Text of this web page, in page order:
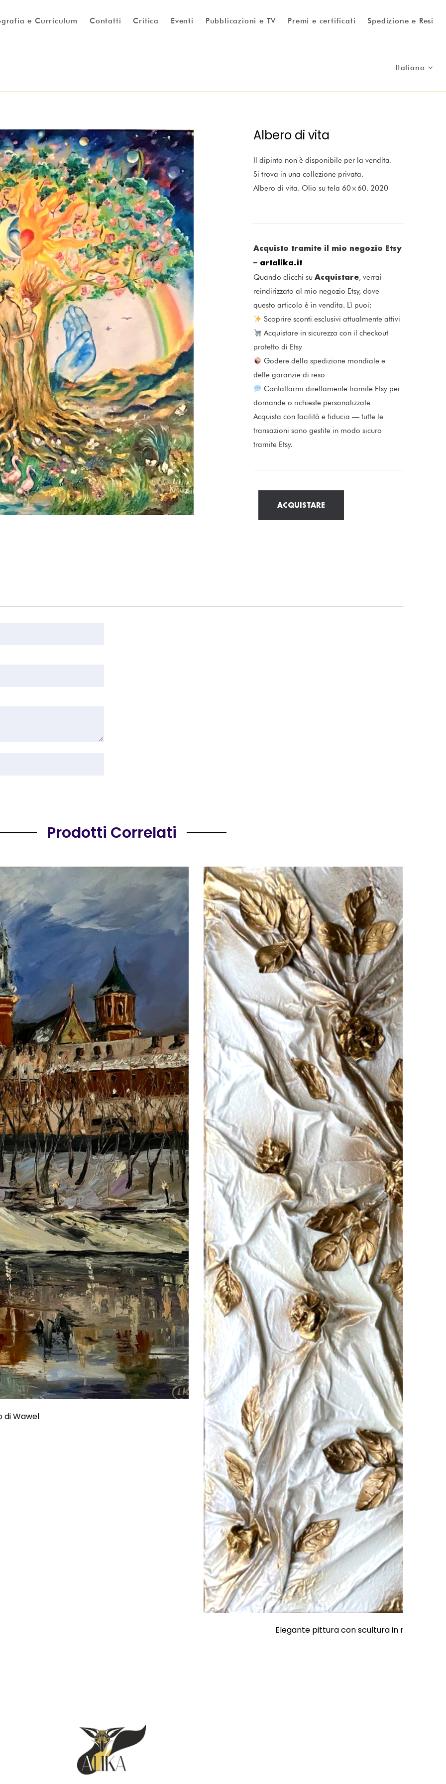
e Curriculum Contatti Critica Eventi Pubblicazioni e TV Premi e certificati Spedizione e Resi
Italiano
Albero di vita
Il dipinto non è disponibile per la vendita.
Si trova in una collezione privata.
Albero di vita. Olio su tela 60×60. 2020
Acquisto tramite il mio negozio Etsy
– artalika.it
Quando clicchi su Acquistare, verrai
reindirizzato al mio negozio Etsy, dove
questo articolo è in vendita. Lì puoi:
Scoprire sconti esclusivi attualmente attivi
Acquistare in sicurezza con il checkout
protetto di Etsy
Godere della spedizione mondiale e
delle garanzie di reso
Contattarmi direttamente tramite Etsy per
domande o richieste personalizzate
Acquista con facilità e fiducia — tutte le
transazioni sono gestite in modo sicuro
tramite Etsy.
ACQUISTARE
Prodotti Correlati
di Wawel
Elegante pittura con scultura in rilievo in